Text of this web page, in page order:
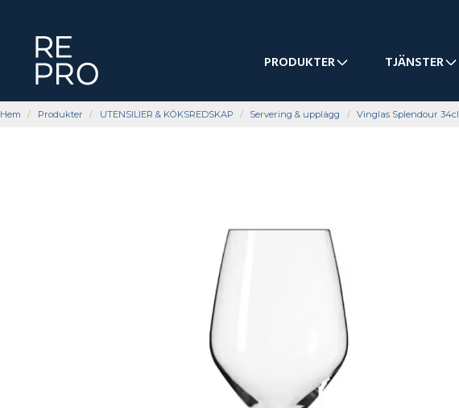
PRODUKTER TJÄNSTER
Hem Produkter UTENSILIER & KÖKSREDSKAP Servering & upplägg Vinglas Splendour 34cl